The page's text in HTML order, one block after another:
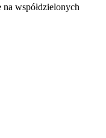
na współdzielonych